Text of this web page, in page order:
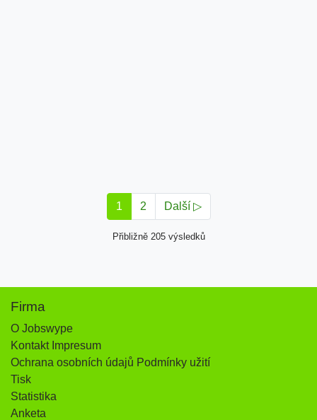
1 2 Další ▷
Přibližně 205 výsledků
Firma
O Jobswype
Kontakt Impresum
Ochrana osobních údajů Podmínky užití
Tisk
Statistika
Anketa